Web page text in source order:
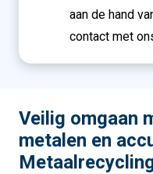
aan de hand
contact met
Veilig omgaan
metalen en